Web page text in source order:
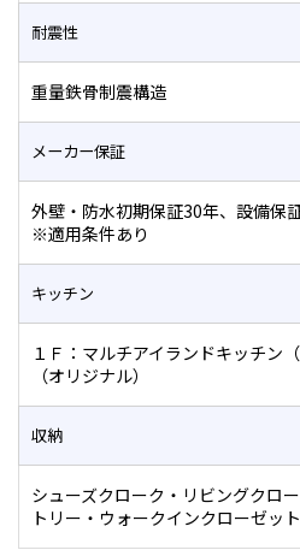
耐震性
重量鉄骨制震構造
メーカー保証
外壁・防水初期保証30年、設備保
※適用条件あり
キッチン
１Ｆ：マルチアイランドキッチン
（オリジナル）
収納
シューズクローク・リビングクロ
トリー・ウォークインクローゼッ